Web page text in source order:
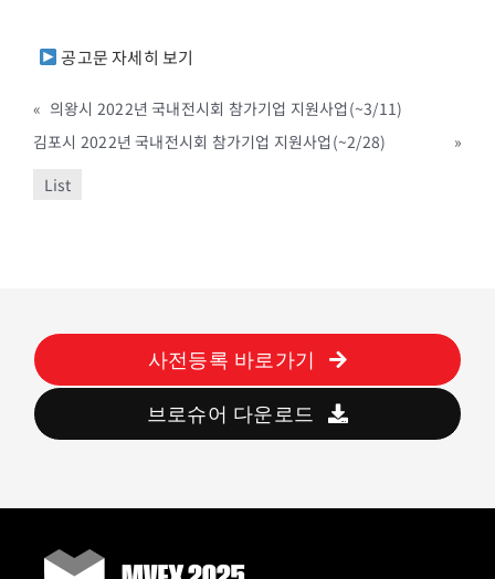
공고문 자세히 보기
« 의왕시 2022년 국내전시회 참가기업 지원사업(~3/11)
김포시 2022년 국내전시회 참가기업 지원사업(~2/28)
»
List
사전등록 바로가기
브로슈어 다운로드